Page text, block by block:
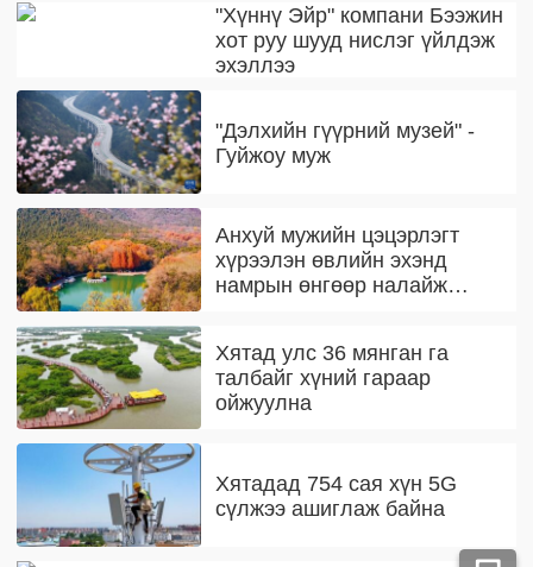
"Хүннү Эйр" компани Бээжин
хот руу шууд нислэг үйлдэж
эхэллээ
"Дэлхийн гүүрний музей" -
Гуйжоу муж
Анхуй мужийн цэцэрлэгт
хүрээлэн өвлийн эхэнд
намрын өнгөөр налайж
Хятад улс 36 мянган га
талбайг хүний гараар
ойжуулна
Хятадад 754 сая хүн 5G
сүлжээ ашиглаж байна